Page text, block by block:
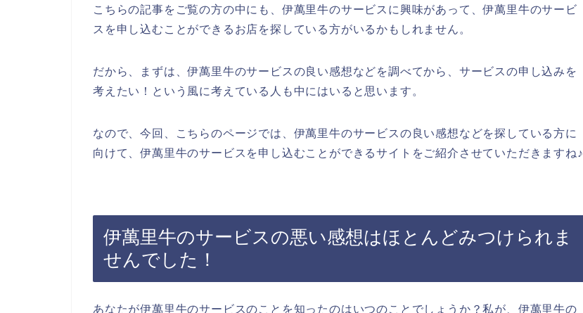
こちらの記事をご覧の方の中にも、伊萬里牛のサービスに興味があって、伊萬里牛のサービ
スを申し込むことができるお店を探している方がいるかもしれません。
だから、まずは、伊萬里牛のサービスの良い感想などを調べてから、サービスの申し込みを
考えたい！という風に考えている人も中にはいると思います。
なので、今回、こちらのページでは、伊萬里牛のサービスの良い感想などを探している方に
向けて、伊萬里牛のサービスを申し込むことができるサイトをご紹介させていただきますね♪
伊萬里牛のサービスの悪い感想はほとんどみつけられま
せんでした！
あなたが伊萬里牛のサービスのことを知ったのはいつのことでしょうか？私が、伊萬里牛の